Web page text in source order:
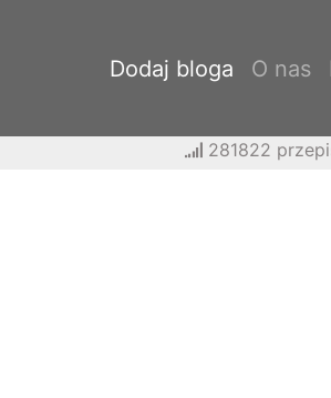
Dodaj bloga O nas
281822